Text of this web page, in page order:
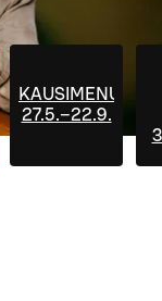
KAUSIMENUT
27.5.–22.9.